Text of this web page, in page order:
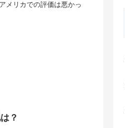
メリカでの評価は悪かっ
？